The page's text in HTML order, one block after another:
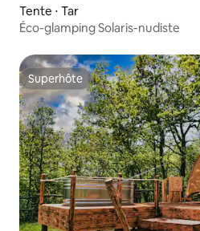
Tente ⋅ Tar
Éco-glamping Solaris-nudiste
Superhôte
Superhôte